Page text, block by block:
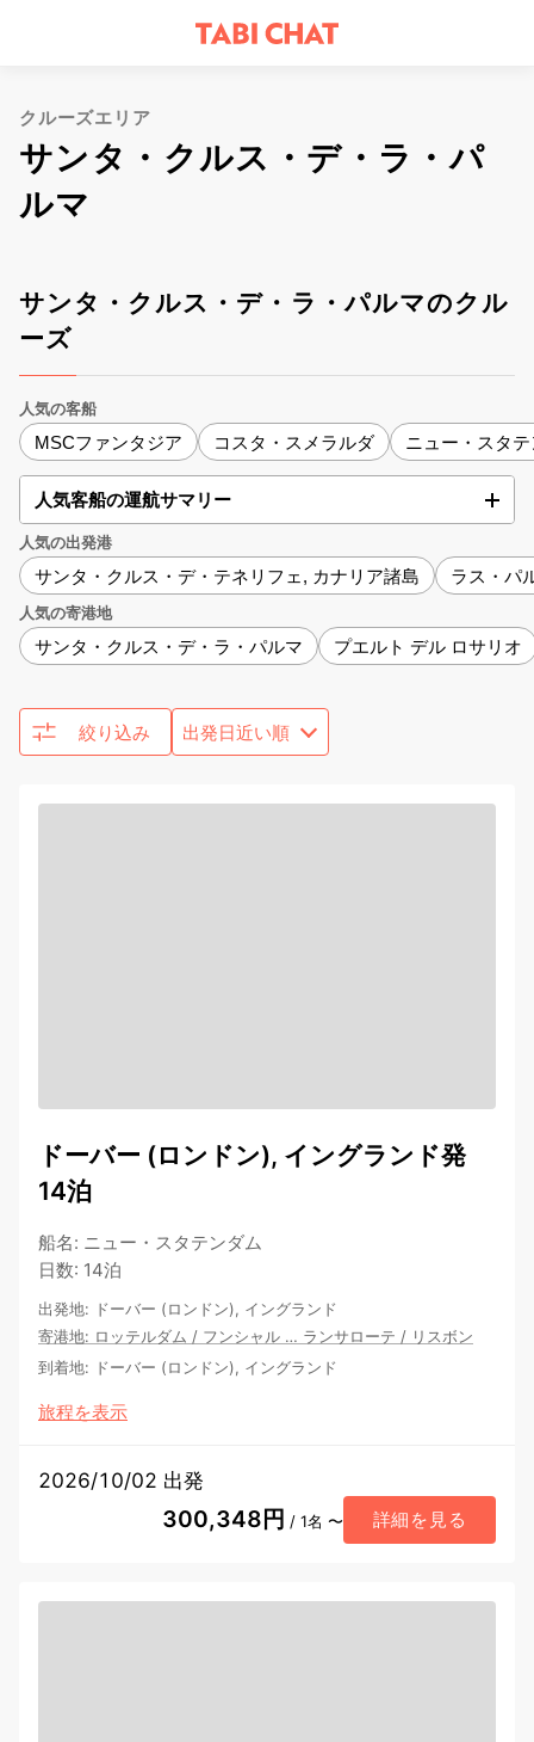
クルーズエリア
サンタ・クルス・デ・ラ・パ
ルマ
サンタ・クルス・デ・ラ・パルマのクル
ーズ
人気の客船
MSCファンタジア コスタ・スメラルダ ニュー・スタ
人気客船の運航サマリー
人気の出発港
サンタ・クルス・デ・テネリフェ, カナリア諸島 ラス・パ
人気の寄港地
サンタ・クルス・デ・ラ・パルマ プエルト デル ロサリオ
絞り込み
ドーバー (ロンドン), イングランド発
14泊
船名: ニュー・スタテンダム
日数: 14泊
出発地: ドーバー (ロンドン), イングランド
寄港地: ロッテルダム / フンシャル … ランサローテ / リスボン
到着地: ドーバー (ロンドン), イングランド
旅程を表示
2026/10/02 出発
300,348円 / 1名 〜 詳細を見る